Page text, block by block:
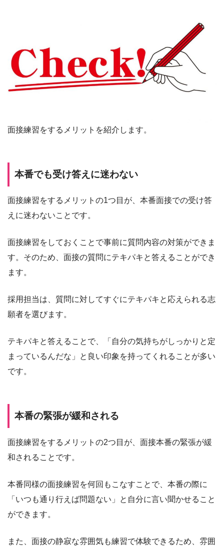
面接練習をするメリットを紹介します。
本番でも受け答えに迷わない
面接練習をするメリットの1つ目が、本番面接での受け答
えに迷わないことです。
面接練習をしておくことで事前に質問内容の対策ができま
す。そのため、面接の質問にテキパキと答えることができ
ます。
採用担当は、質問に対してすぐにテキパキと応えられる志
願者を選びます。
テキパキと答えることで、「自分の気持ちがしっかりと定
まっているんだな」と良い印象を持ってくれることが多い
です。
本番の緊張が緩和される
面接練習をするメリットの2つ目が、面接本番の緊張が緩
和されることです。
本番同様の面接練習を何回もこなすことで、本番の際に
「いつも通り行えば問題ない」と自分に言い聞かせること
ができます。
また、面接の静寂な雰囲気も練習で体験できるため、雰囲